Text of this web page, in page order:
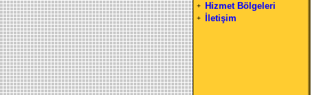
+ Hizmet Bölgeleri
+ İletişim